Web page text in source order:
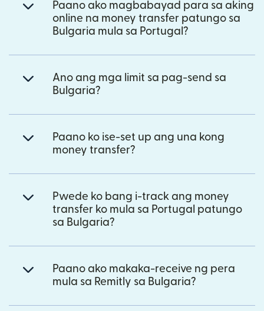
Paano ako magbabayad para sa aking
online na money transfer patungo sa
Bulgaria mula sa Portugal?
Ano ang mga limit sa pag-send sa
Bulgaria?
Paano ko ise-set up ang una kong
money transfer?
Pwede ko bang i-track ang money
transfer ko mula sa Portugal patungo
sa Bulgaria?
Paano ako makaka-receive ng pera
mula sa Remitly sa Bulgaria?